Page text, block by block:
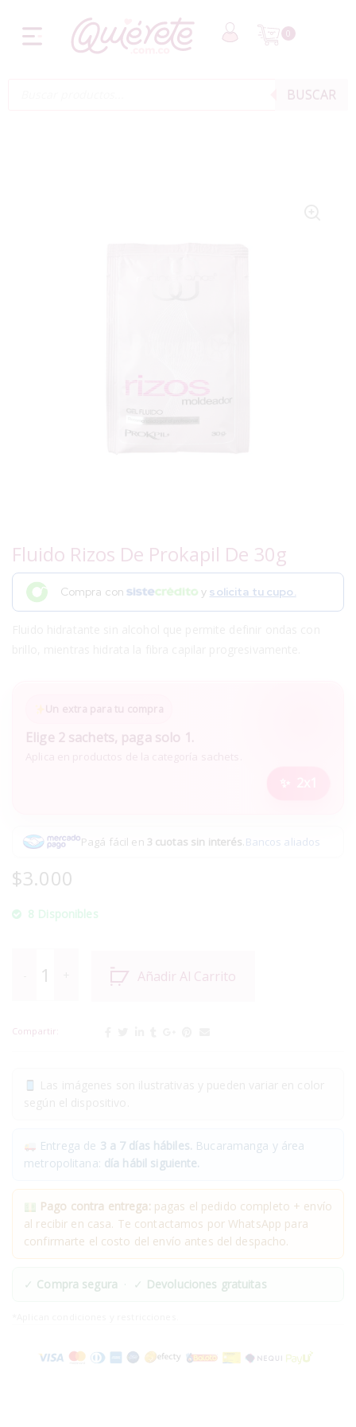
0
BUSCAR
Fluido Rizos De Prokapil De 30g
Compra con y solicita tu cupo.
Un extra para tu compra
Elige 2 sachets, paga solo 1.
Pagá fácil en 3 cuotas sin interés Bancos aliados
$3.000
8 Disponibles
Añadir Al Carrito
Compartir:
Entrega de 3 a 7 días hábiles. Bucaramanga y área
metropolitana: día hábil siguiente.
Pago contra entrega: pagas el pedido completo + envío
al recibir en casa. Te contactamos por WhatsApp para
confirmarte el costo del envío antes del despacho.
✓ Compra segura · ✓ Devoluciones gratuitas